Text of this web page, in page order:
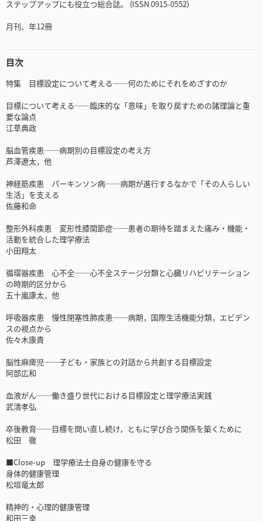
ステップアップにも役立つ総合誌。 (ISSN 0915-0552)
月刊、年12冊
目次
特集 目標設定について考える──何のためにそれをめざすのか
目標について考える──臨床的な「意味」を取り戻すための諸理論と重
要な論点
江草典政
脳血管疾患──病期別の目標設定の考え方
芦澤遼太，他
神経筋疾患 パーキンソン病──病期が進行するなかで「その人らしい
生活」を支える
佐藤和命
整形外科疾患 変形性膝関節症──患者の期待を踏まえた痛み・機能・
活動を統合した理学療法
小田翔太
循環器疾患 心不全──心不全ステージ分類と心臓リハビリテーション
の時期的区分から
五十嵐康太，他
呼吸器疾患 慢性閉塞性肺疾患──病期，国際生活機能分類，エビデン
スの視点から
佐々木康貴
脳性麻痺児──子ども・家族との対話から共創する目標設定
阿部広和
血液がん──働き盛り世代における目標設定と理学療法実践
武清孝弘
卒後教育──目標を問い直し続け，ともに学び合う関係を築くために
松田 徹
■Close-up 理学療法士自身の健康を守る
身体的健康管理
松垣竜太郎
精神的・心理的健康管理
和田三幸